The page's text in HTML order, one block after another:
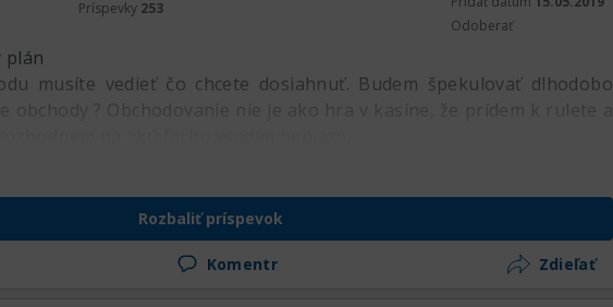
Príspevky 253
Odoberať
plán
musíte vedieť čo chcete dosiahnuť. Budem špekulovať dlhodobo
obchody ? Obchodovanie nie je ako hra v kasíne, že prídem k rulete a
Rozbaliť príspevok
Komentr Zdieľať